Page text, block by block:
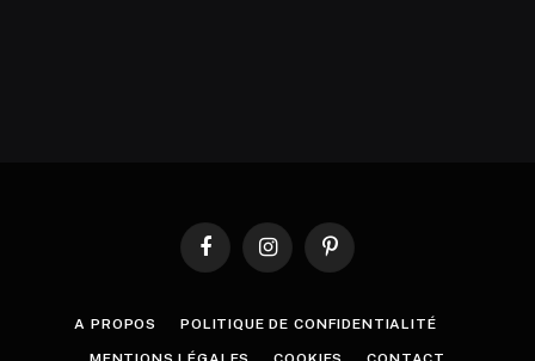
FacebookInstagramPinterest
A PROPOS POLITIQUE DE CONFIDENTIALITÉ